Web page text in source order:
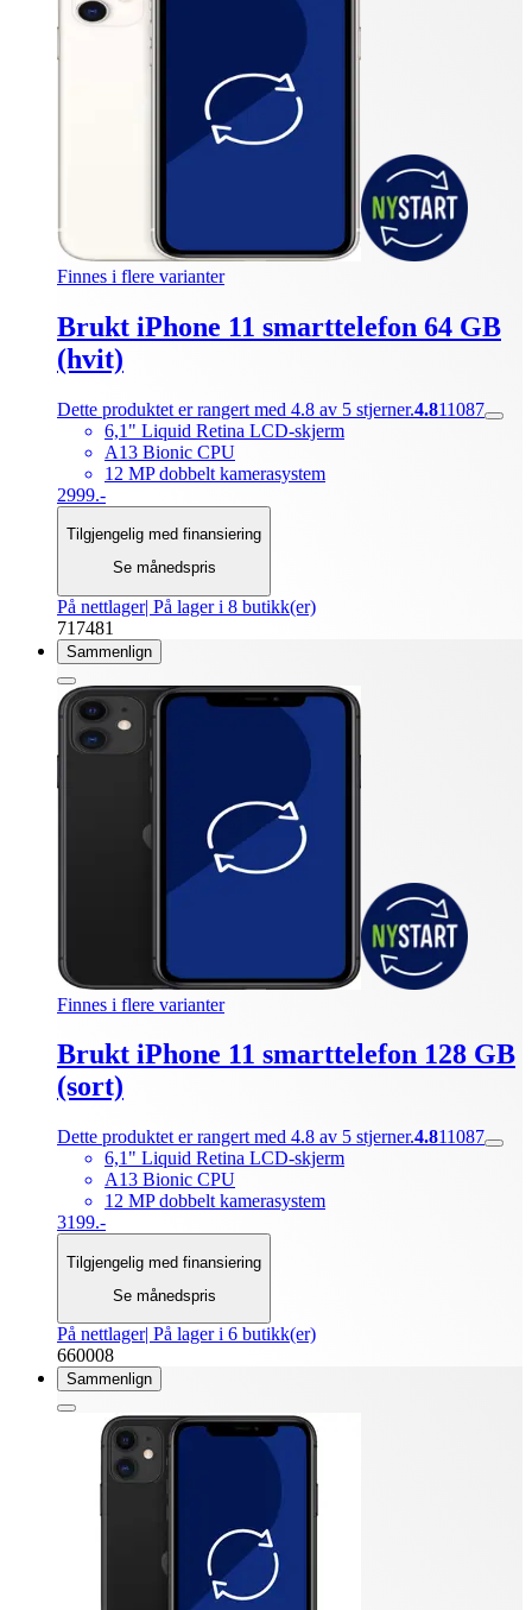
Finnes i flere varianter
Brukt iPhone 11 smarttelefon 64 GB
(hvit)
Dette produktet er rangert med 4.8 av 5 stjerner.4.811087
6,1" Liquid Retina LCD-skjerm
A13 Bionic CPU
12 MP dobbelt kamerasystem
2999.-
Tilgjengelig med finansiering
Se månedspris
På nettlager| På lager i 8 butikk(er)
717481
Sammenlign
Finnes i flere varianter
Brukt iPhone 11 smarttelefon 128 GB
(sort)
Dette produktet er rangert med 4.8 av 5 stjerner.4.811087
6,1" Liquid Retina LCD-skjerm
A13 Bionic CPU
12 MP dobbelt kamerasystem
3199.-
Tilgjengelig med finansiering
Se månedspris
På nettlager| På lager i 6 butikk(er)
660008
Sammenlign